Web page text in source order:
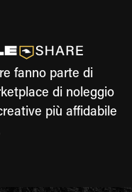
fanno parte di
di noleggio
più affidabile